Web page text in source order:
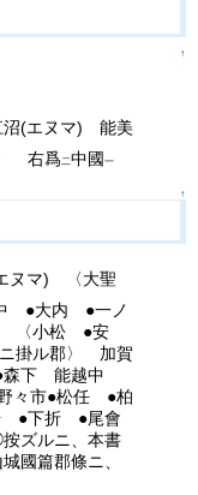
↑
沼(エヌマ) 能美
右爲二中國一
↑
ヌマ) 〈大聖
●大内 ●一ノ
〈小松 ●安
掛ル郡〉 加賀
下 能越中
々市●松任 ●柏
下折 ●尾會
ズルニ、本書
國篇郡條ニ、